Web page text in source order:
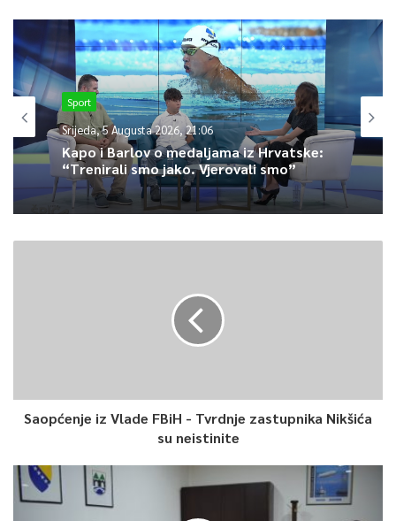
su do sada u Federaciji BiH jednom dozom vakcinisane 136.774
osobe, a drugom dozom 55.232 osobe.
Prijedlog produženja mjera bit će dostavljen Vladi Federacije
BiH na usvajanje, saopćeno je iz kabineta ministra.
0
Article Rating
Sport
Srijeda, 5 Augusta 2026, 21:06
Kapo i Barlov o medaljama iz Hrvatske:
“Trenirali smo jako. Vjerovali smo”
Saopćenje iz Vlade FBiH - Tvrdnje zastupnika Nikšića
su neistinite